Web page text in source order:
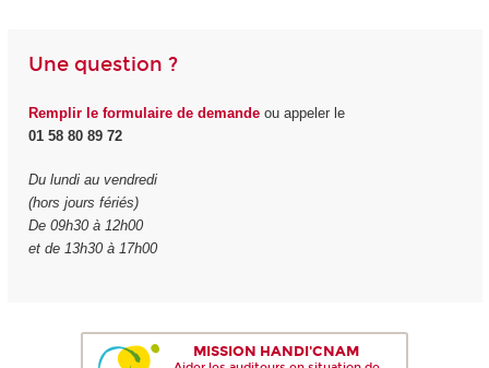
Une question ?
Remplir le formulaire de demandeou appeler le
01 58 80 89 72
Du lundi au vendredi
(hors jours fériés)
De 09h30 à 12h00
et de 13h30 à 17h00
MISSION HANDI'CNAM